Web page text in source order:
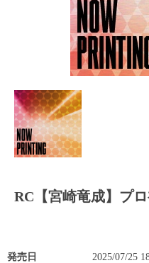
RC【宮崎竜成】プロ
発売日 2025/07/25